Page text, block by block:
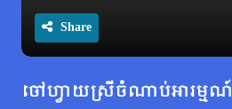
Share
ចៅហ្វាយស្រីចំណាប់អារម្មណ៍